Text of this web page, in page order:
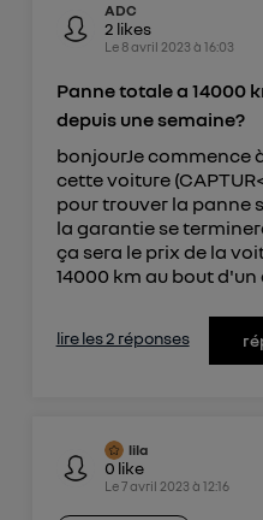
ADC
2 likes
Le 8 avril 2023 à 16:03
Panne totale a 14000
depuis une semaine?
bonjourJe commence
cette voiture
pour trouver la panne
la garantie se
ça sera le prix de la
14000 km au bout d'un
lire les 2 réponses
lila
0 like
Le7 avril 2023 à 12:16